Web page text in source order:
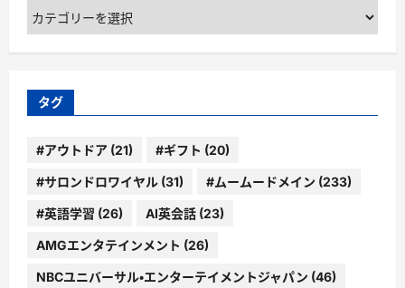
カ
テ
ゴ
ー
タグ
#アウトドア (21) #ギフト (20)
#サロンドロワイヤル (31) #ムームードメイン (233)
#英語学習 (26) AI英会話 (23)
AMGエンタテインメント (26)
NBCユニバーサル・エンターテイメントジャパン (46)